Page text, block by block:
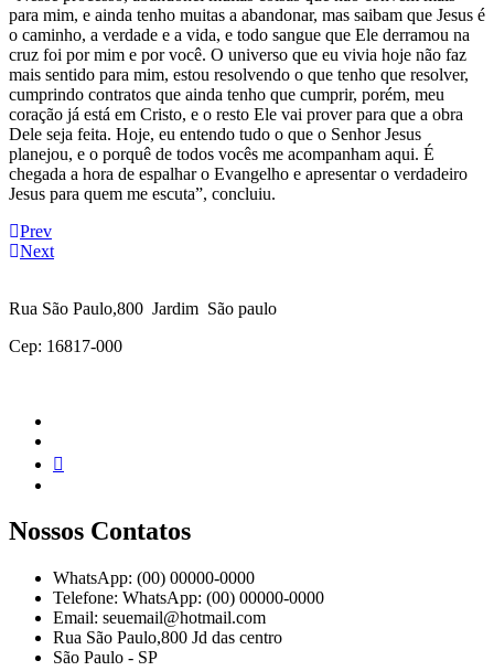
para mim, e ainda tenho muitas a abandonar, mas saibam que Jesus é
o caminho, a verdade e a vida, e todo sangue que Ele derramou na
cruz foi por mim e por você. O universo que eu vivia hoje não faz
mais sentido para mim, estou resolvendo o que tenho que resolver,
cumprindo contratos que ainda tenho que cumprir, porém, meu
coração já está em Cristo, e o resto Ele vai prover para que a obra
Dele seja feita. Hoje, eu entendo tudo o que o Senhor Jesus
planejou, e o porquê de todos vocês me acompanham aqui. É
chegada a hora de espalhar o Evangelho e apresentar o verdadeiro
Jesus para quem me escuta”, concluiu.
Prev
Next
Rua São Paulo,800 Jardim São paulo
Cep: 16817-000
Nossos Contatos
WhatsApp: (00) 00000-0000
Telefone: WhatsApp: (00) 00000-0000
Email: seuemail@hotmail.com
Rua São Paulo,800 Jd das centro
São Paulo - SP